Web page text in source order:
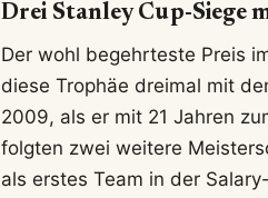
Drei Stanley Cup-Siege
Der wohl begehrteste Preis
diese Trophäe dreimal mit
2009, als er mit 21 Jahren
folgten zwei weitere
als erstes Team in der